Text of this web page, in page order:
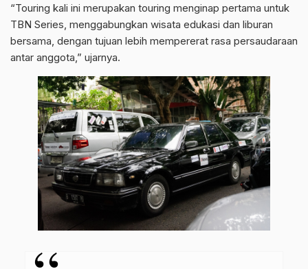
“Touring kali ini merupakan touring menginap pertama untuk
TBN Series, menggabungkan wisata edukasi dan liburan
bersama, dengan tujuan lebih mempererat rasa persaudaraan
antar anggota,” ujarnya.